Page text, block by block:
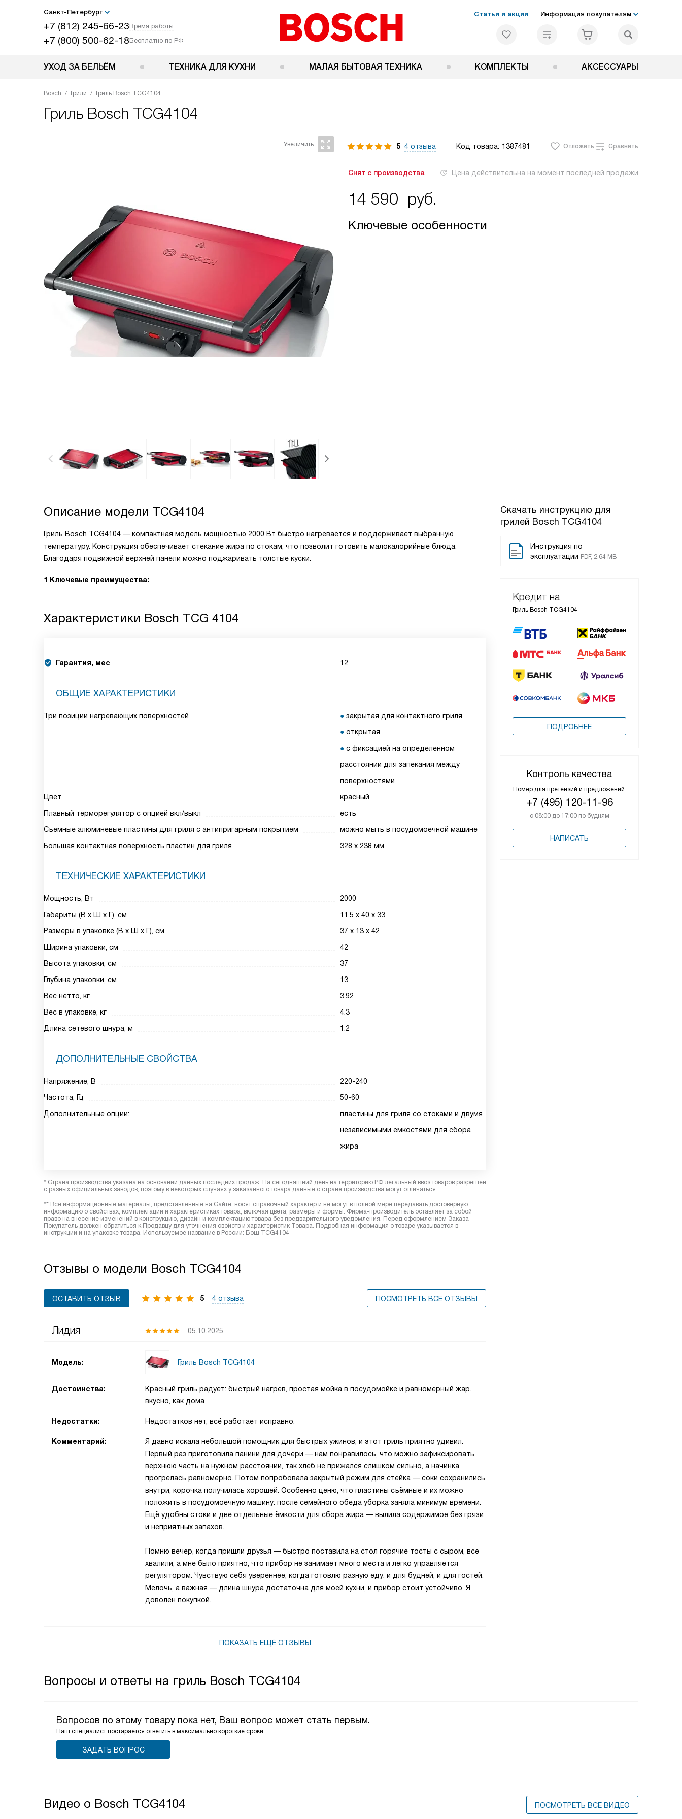
Санкт-Петербург
+7 (812) 245-66-23Время работы
+7 (800) 500-62-18Бесплатно по РФ
Статьи и акции Информация покупателям
УХОД ЗА БЕЛЬЁМ ТЕХНИКА ДЛЯ КУХНИ МАЛАЯ БЫТОВАЯ ТЕХНИКА КОМПЛЕКТЫ АКСЕССУАРЫ
Bosch Грили Гриль Bosch TCG4104
Гриль Bosch TCG4104
5 4 отзыва Код товара: 1387481 Отложить Сравнить
Снят с производства Цена действительна на момент последней продажи
14 590 руб.
Ключевые особенности
Скачать инструкцию для
грилей Bosch TCG4104
Инструкция по
эксплуатации PDF, 2.64 MB
Кредит на
Гриль Bosch TCG4104
ПОДРОБНЕЕ
Контроль качества
Номер для претензий и предложений:
+7 (495) 120-11-96
с 08:00 до 17:00 по будням
НАПИСАТЬ
Описание модели TCG4104
Гриль Bosch TCG4104 — компактная модель мощностью 2000 Вт быстро нагревается и поддерживает выбранную
температуру. Конструкция обеспечивает стекание жира по стокам, что позволит готовить малокалорийные блюда.
Благодаря подвижной верхней панели можно поджаривать толстые куски.
1 Ключевые преимущества:
Характеристики Bosch TCG 4104
Гарантия, мес 12
ОБЩИЕ ХАРАКТЕРИСТИКИ
Три позиции нагревающих поверхностей
закрытая для контактного гриля
открытая
с фиксацией на определенном
расстоянии для запекания между
поверхностями
Цвет
красный
Плавный терморегулятор c опцией вкл/выкл
есть
Съемные алюминевые пластины для гриля с антипригарным покрытием
можно мыть в посудомоечной машине
Большая контактная поверхность пластин для гриля
328 x 238 мм
ТЕХНИЧЕСКИЕ ХАРАКТЕРИСТИКИ
Мощность, Вт
2000
Габариты (В х Ш х Г), см
11.5 х 40 х 33
Размеры в упаковке (В х Ш х Г), см
37 х 13 х 42
Ширина упаковки, см
42
Высота упаковки, см
37
Глубина упаковки, см
13
Вес нетто, кг
3.92
Вес в упаковке, кг
4.3
Длина сетевого шнура, м
1.2
ДОПОЛНИТЕЛЬНЫЕ СВОЙСТВА
Напряжение, В
220-240
Частота, Гц
50-60
Дополнительные опции:
пластины для гриля со стоками и двумя
независимыми емкостями для сбора
жира
* Страна производства указана на основании данных последних продаж. На сегодняшний день на территорию РФ легальный ввоз товаров разрешен
с разных официальных заводов, поэтому в некоторых случаях у заказанного товара данные о стране производства могут отличаться.
** Все информационные материалы, представленные на Сайте, носят справочный характер и не могут в полной мере передавать достоверную
информацию о свойствах, комплектации и характеристиках товара, включая цвета, размеры и формы. Фирма-производитель оставляет за собой
право на внесение изменений в конструкцию, дизайн и комплектацию товара без предварительного уведомления. Перед оформлением Заказа
Покупатель должен обратиться к Продавцу для уточнения свойств и характеристик Товара. Подробная информация о товаре указывается в
инструкции и на упаковке товара. Используемое название в России: Бош TCG4104
Отзывы о модели Bosch TCG4104
5 4 отзыва
ОСТАВИТЬ ОТЗЫВ ПОСМОТРЕТЬ ВСЕ ОТЗЫВЫ
Лидия 05.10.2025
Модель: Гриль Bosch TCG4104
Достоинства:
Красный гриль радует: быстрый нагрев, простая мойка в посудомойке и равномерный жар.
вкусно, как дома
Недостатки: Недостатков нет, всё работает исправно.
Комментарий:
Я давно искала небольшой помощник для быстрых ужинов, и этот гриль приятно удивил.
Первый раз приготовила панини для дочери — нам понравилось, что можно зафиксировать
верхнюю часть на нужном расстоянии, так хлеб не прижался слишком сильно, а начинка
прогрелась равномерно. Потом попробовала закрытый режим для стейка — соки сохранились
внутри, корочка получилась хорошей. Особенно ценю, что пластины съёмные и их можно
положить в посудомоечную машину: после семейного обеда уборка заняла минимум времени.
Ещё удобны стоки и две отдельные ёмкости для сбора жира — вылила содержимое без грязи
и неприятных запахов.
Помню вечер, когда пришли друзья — быстро поставила на стол горячие тосты с сыром, все
хвалили, а мне было приятно, что прибор не занимает много места и легко управляется
регулятором. Чувствую себя увереннее, когда готовлю разную еду: и для будней, и для гостей.
Мелочь, а важная — длина шнура достаточна для моей кухни, и прибор стоит устойчиво. Я
доволен покупкой.
ПОКАЗАТЬ ЕЩЁ ОТЗЫВЫ
Вопросы и ответы на гриль Bosch TCG4104
Вопросов по этому товару пока нет, Ваш вопрос может стать первым.
Наш специалист постарается ответить в максимально короткие сроки
ЗАДАТЬ ВОПРОС
Видео о Bosch TCG4104 ПОСМОТРЕТЬ ВСЕ ВИДЕО